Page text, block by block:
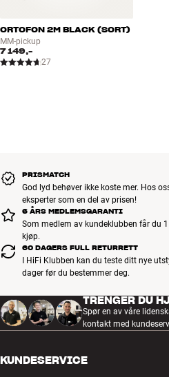
ORTOFON 2M BLACK (SORT)
MM-pickup
7 149,-
27
PRISMATCH
God lyd behøver ikke koste mer. Hos
eksperter som en del av prisen!
6 ÅRS MEDLEMSGARANTI
Som medlem av kundeklubben får du
kjøp.
60 DAGERS FULL RETURRETT
I HiFi Klubben kan du teste ditt nye
dager før du bestemmer deg.
TRENGER DU
Spør en av våre
kontakt med
KUNDESERVICE